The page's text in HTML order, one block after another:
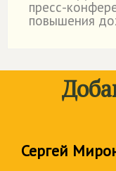
пресс-
повышения
Сергей